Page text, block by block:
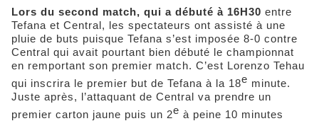
Lors du second match, qui a débuté à 16H30 entre
Tefana et Central, les spectateurs ont assisté à une
pluie de buts puisque Tefana s’est imposée 8-0 contre
Central qui avait pourtant bien débuté le championnat
en remportant son premier match. C’est Lorenzo Tehau
qui inscrira le premier but de Tefana à la 18e minute.
Juste après, l’attaquant de Central va prendre un
premier carton jaune puis un 2e à peine 10 minutes